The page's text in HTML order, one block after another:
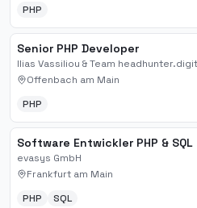
PHP
Senior PHP Developer
Offenbach am Main
PHP
Software Entwickler PHP & SQL
evasys GmbH
Frankfurt am Main
PHP
SQL